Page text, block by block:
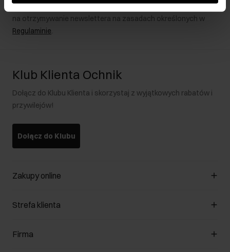
Wprowadzając i zatwierdzając swoje dane wyrażasz zgodę
na otrzymywanie newslettera na zasadach określonych w
Regulaminie.
Klub Klienta Ochnik
Dołącz do Klubu Klienta i skorzystaj z wyjątkowych rabatów i
przywilejów!
Dołącz do Klubu
Zakupy online
Zarządzaj cookies
Formy płatności
Strefa klienta
Klub Klienta
Firma